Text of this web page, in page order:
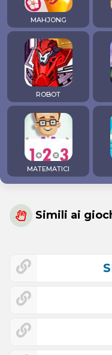
MAHJONG
ROBOT
MATEMATICI
Simili ai